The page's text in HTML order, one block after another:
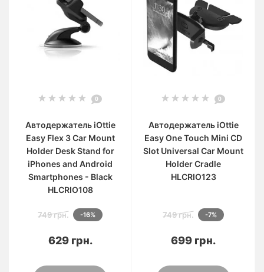
0
Автодержатель iOttie
Easy Flex 3 Car Mount
Holder Desk Stand for
iPhones and Android
Smartphones - Black
HLCRIO108
749 грн. -16%
629 грн.
0
Автодержатель iOttie
Easy One Touch Mini CD
Slot Universal Car Mount
Holder Cradle
HLCRIO123
749 грн. -7%
699 грн.